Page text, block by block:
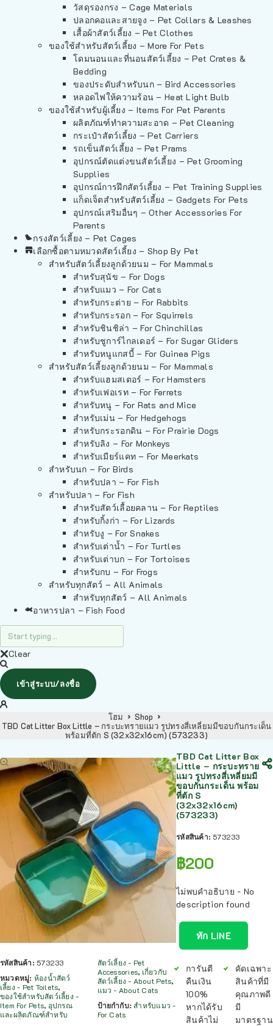
วัสดุรองกรง – Cage Materials
ปลอกคอและสายจูง – Pet Collars & Leashes
เสื้อผ้าสัตว์เลี้ยง – Pet Clothes
ของใช้สำหรับสัตว์เลี้ยง – More For Pets
โดมนอนและที่นอนสัตว์เลี้ยง – Pet Crates &
Bedding
ของประดับสำหรับนก – Bird Accessories
หลอดไฟให้ความร้อน – Heat Light Bulb
ของใช้สำหรับผู้เลี้ยง – Items For Pet Parents
ผลิตภัณฑ์ทำความสะอาด – Pet Cleaning
กระเป๋าสัตว์เลี้ยง – Pet Carriers
รถเข็นสัตว์เลี้ยง – Pet Prams
อุปกรณ์ตัดแต่งขนสัตว์เลี้ยง – Pet Grooming
Supplies
อุปกรณ์การฝึกสัตว์เลี้ยง – Pet Training Supplies
แก็ดเจ็ตสำหรับสัตว์เลี้ยง – Gadgets For Pets
อุปกรณ์เสริมอื่นๆ – Other Accessories For
Parents
กรงสัตว์เลี้ยง – Pet Cages
เลือกซื้อตามหมวดสัตว์เลี้ยง – Shop By Pet
สำหรับสัตว์เลี้ยงลูกด้วยนม – For Mammals
สำหรับสุนัข – For Dogs
สำหรับแมว – For Cats
สำหรับกระต่าย – For Rabbits
สำหรับกระรอก – For Squirrels
สำหรับชินชิล่า – For Chinchillas
สำหรับชูการ์ไกลเดอร์ – For Sugar Gliders
สำหรับหนูแกสบี้ – For Guinea Pigs
สำหรับสัตว์เลี้ยงลูกด้วยนม – For Mammals
สำหรับแฮมสเตอร์ – For Hamsters
สำหรับเฟอเรท – For Ferrets
สำหรับหนู – For Rats and Mice
สำหรับเม่น – For Hedgehogs
สำหรับกระรอกดิน – For Prairie Dogs
สำหรับลิง – For Monkeys
สำหรับเมียร์แคท – For Meerkats
สำหรับนก – For Birds
สำหรับปลา – For Fish
สำหรับปลา – For Fish
สำหรับสัตว์เลื้อยคลาน – For Reptiles
สำหรับกิ้งก่า – For Lizards
สำหรับงู – For Snakes
สำหรับเต่าน้ำ – For Turtles
สำหรับเต่าบก – For Tortoises
สำหรับกบ – For Frogs
สำหรับทุกสัตว์ – All Animals
สำหรับทุกสัตว์ – All Animals
อาหารปลา – Fish Food
Clear
เข้าสู่ระบบ/ลงชื่อ
โฮม
Shop
TBD Cat Litter Box Little – กระบะทรายแมว รูปทรงสี่เหลี่ยมมีขอบกันกระเด็น
พร้อมที่ตัก S (32x32x16cm) (573233)
รหัสสินค้า: 573233
หมวดหมู่: ห้องน้ำสัตว์
เลี้ยง - Pet Toilets,
ของใช้สำหรับสัตว์เลี้ยง -
Item For Pets, อุปกรณ
และผลิตภัณฑ์สำหรับ
สัตว์เลี้ยง - Pet
Accessories, เกี่ยวกับ
สัตว์เลี้ยง - About Pets,
แมว - About Cats
ป้ายกำกับ:สำหรับแมว -
For Cats
TBD Cat Litter Box
Little – กระบะทราย
แมว รูปทรงสี่เหลี่ยมมี
ขอบกันกระเด็น พร้อม
ที่ตัก S
(32x32x16cm)
(573233)
รหัสสินค้า: 573233
฿200
ไม่พบคำอธิบาย - No
description found
ทัก LINE
การันตี
คืนเงิน
100%
หากได้รับ
สินค้าไม่
คัดเฉพาะ
สินค้าที่มี
คุณภาพดี
มี
มาตรฐาน